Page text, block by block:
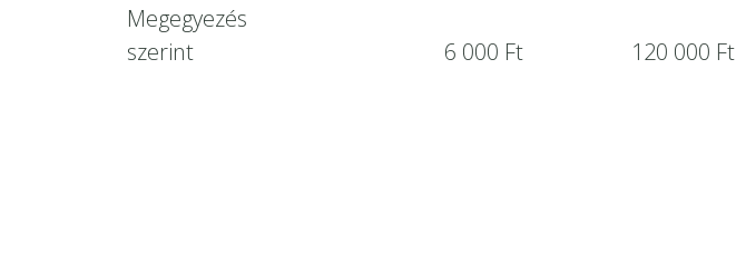
Megegyezés
szerint
6 000 Ft 120 000 Ft